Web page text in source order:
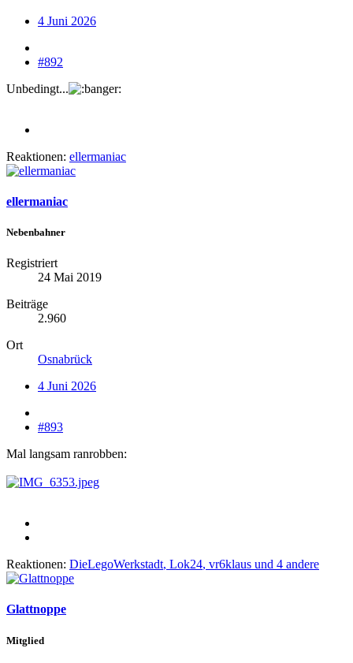
4 Juni 2026
#892
Unbedingt...
Reaktionen: ellermaniac
ellermaniac
Nebenbahner
Registriert
24 Mai 2019
Beiträge
2.960
Ort
Osnabrück
4 Juni 2026
#893
Mal langsam ranrobben:
Reaktionen: DieLegoWerkstadt, Lok24, vr6klaus und 4 andere
Glattnoppe
Mitglied